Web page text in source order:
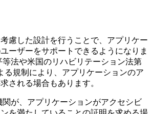
慮した設計を行うことで、アプリケー
ーザーをサポートできるようになりま
等法や米国のリハビリテーション法第
る規制により、アプリケーションのア
される場合もあります。
関が、アプリケーションがアクセシビ